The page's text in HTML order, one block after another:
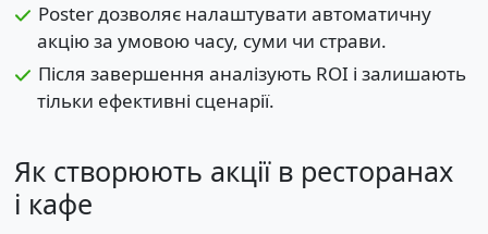
Poster дозволяє налаштувати автоматичну
акцію за умовою часу, суми чи страви.
Після завершення аналізують ROI і залишають
тільки ефективні сценарії.
Як створюють акції в ресторанах
і кафе